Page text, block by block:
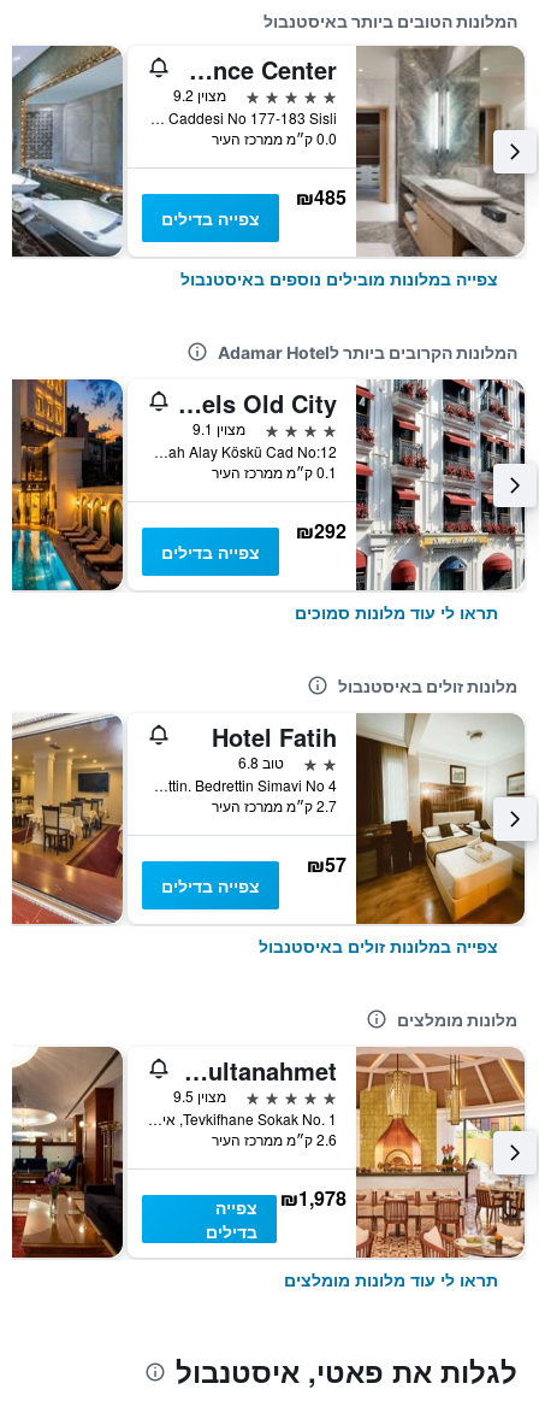
המלונות הטובים ביותר באיסטנבול
Wyndham Grand Istanbul Levent Hotel & Conference Center
5 כוכבים
מצוין 9.2
Esentepe Mahallesi Buyukdere Caddesi No 177-183 Sisli, איסטנבול, טורקיה
0.0 ק״מ ממרכז העיר
₪485
צפייה בדילים
צפייה במלונות מובילים נוספים באיסטנבול
המלונות הקרובים ביותר לAdamar Hotel
Dosso Dossi Hotels Old City
4 כוכבים
מצוין 9.1
Alemdar Mah Alay Köskü Cad No:12, איסטנבול, טורקיה
0.1 ק״מ ממרכז העיר
₪292
צפייה בדילים
תראו לי עוד מלונות סמוכים
מלונות זולים באיסטנבול
Hotel Fatih
2 כוכבים
טוב 6.8
Aksemsettin. Bedrettin Simavi No 4, איסטנבול, טורקיה
2.7 ק״מ ממרכז העיר
₪57
צפייה בדילים
צפייה במלונות זולים באיסטנבול
מלונות מומלצים
Four Seasons Hotel Istanbul at Sultanahmet
5 כוכבים
מצוין 9.5
Tevkifhane Sokak No. 1, איסטנבול, טורקיה
2.6 ק״מ ממרכז העיר
₪1,978
צפייה
בדילים
תראו לי עוד מלונות מומלצים
לגלות את פאטי, איסטנבול